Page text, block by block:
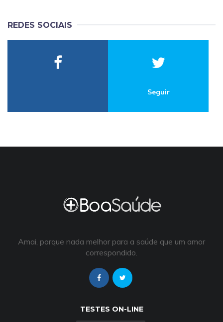
REDES SOCIAIS
Seguir
Amai, porque nada melhor para a saúde que um amor
correspondido.
TESTES ON-LINE